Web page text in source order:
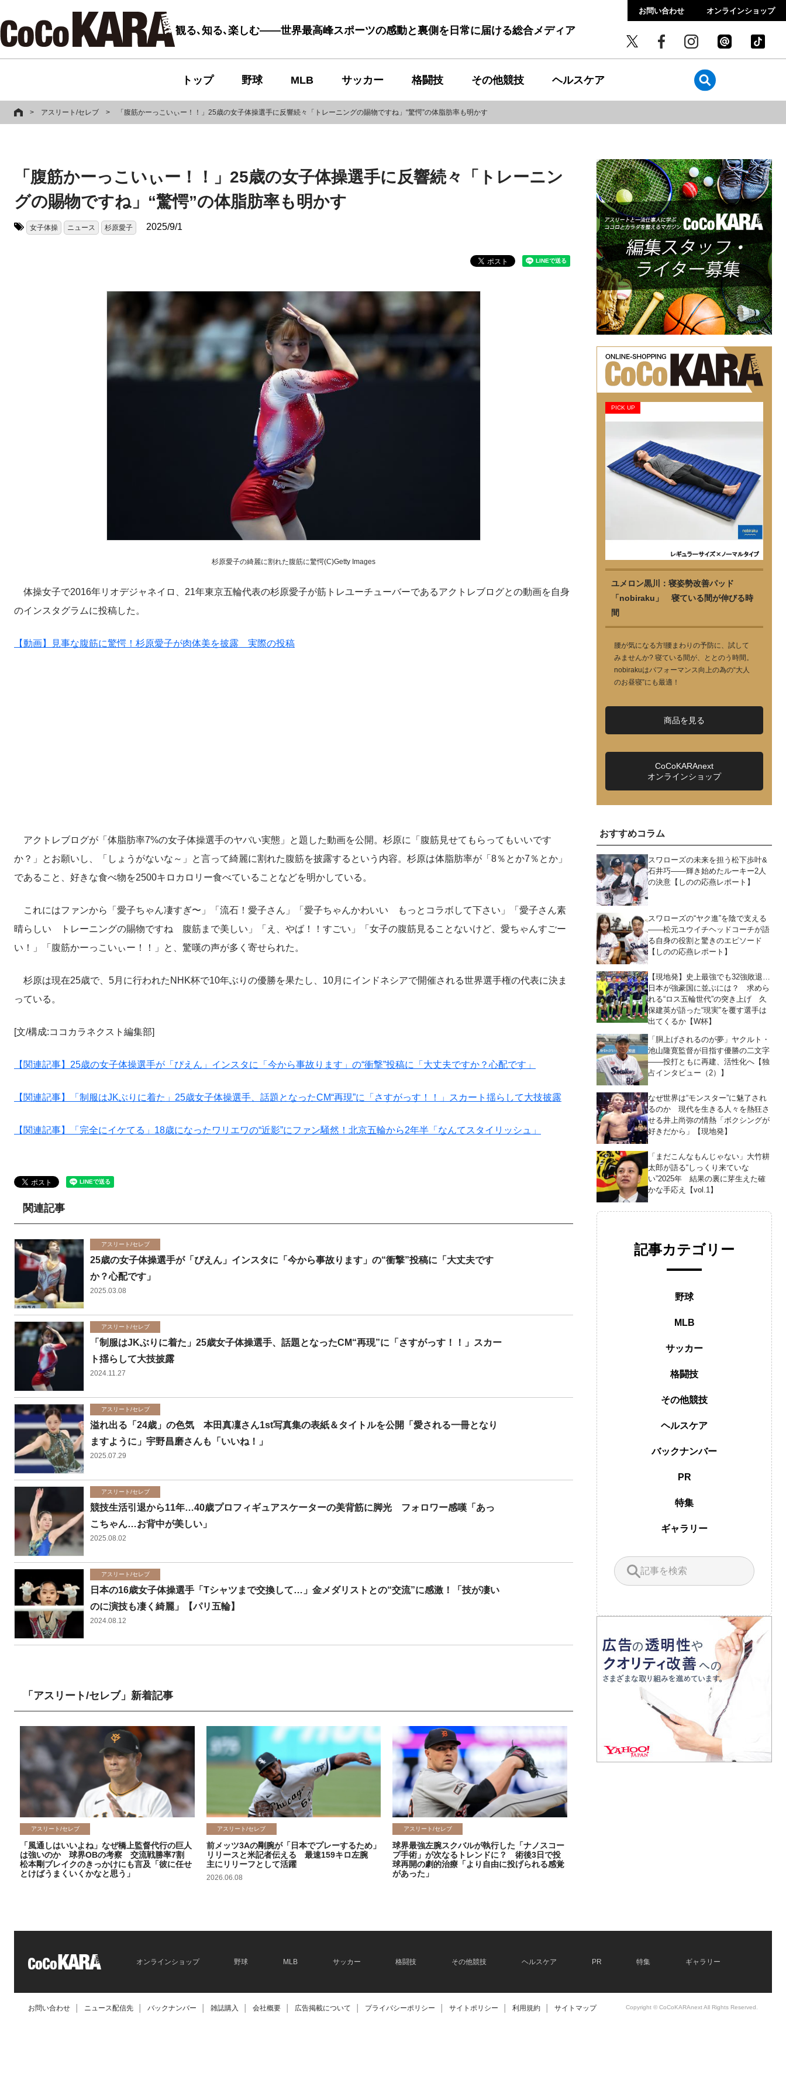
観る､知る､楽しむ――世界最高峰スポーツの感動と裏側を日常に届ける総合メディア
お問い合わせ オンラインショップ
トップ 野球 MLB サッカー 格闘技 その他競技 ヘルスケア
> アスリート/セレブ > 「腹筋かーっこいぃー！！」25歳の女子体操選手に反響続々「トレーニングの賜物ですね」“驚愕”の体脂肪率も明かす
「腹筋かーっこいぃー！！」25歳の女子体操選手に反響続々「トレーニン
グの賜物ですね」“驚愕”の体脂肪率も明かす
女子体操 ニュース 杉原愛子 2025/9/1
杉原愛子の綺麗に割れた腹筋に驚愕(C)Getty Images
体操女子で2016年リオデジャネイロ、21年東京五輪代表の杉原愛子が筋トレユーチューバーであるアクトレブログとの動画を自身
のインスタグラムに投稿した。
【動画】見事な腹筋に驚愕！杉原愛子が肉体美を披露 実際の投稿
アクトレブログが「体脂肪率7%の女子体操選手のヤバい実態」と題した動画を公開。杉原に「腹筋見せてもらってもいいです
か？」とお願いし、「しょうがないな～」と言って綺麗に割れた腹筋を披露するという内容。杉原は体脂肪率が「8％とか7％とか」
であること、好きな食べ物を2500キロカロリー食べていることなどを明かしている。
これにはファンから「愛子ちゃん凄すぎ〜」「流石！愛子さん」「愛子ちゃんかわいい もっとコラボして下さい」「愛子さん素
晴らしい トレーニングの賜物ですね 腹筋まで美しい」「え、やば！！すごい」「女子の腹筋見ることないけど、愛ちゃんすごー
い！」「腹筋かーっこいぃー！！」と、驚嘆の声が多く寄せられた。
杉原は現在25歳で、5月に行われたNHK杯で10年ぶりの優勝を果たし、10月にインドネシアで開催される世界選手権の代表に決ま
っている。
[文/構成:ココカラネクスト編集部]
【関連記事】25歳の女子体操選手が「ぴえん」インスタに「今から事故ります」の“衝撃”投稿に「大丈夫ですか？心配です」
【関連記事】「制服はJKぶりに着た」25歳女子体操選手、話題となったCM“再現”に「さすがっす！！」スカート揺らして大技披露
【関連記事】「完全にイケてる」18歳になったワリエワの“近影”にファン騒然！北京五輪から2年半「なんてスタイリッシュ」
関連記事
アスリート/セレブ
25歳の女子体操選手が「ぴえん」インスタに「今から事故ります」の“衝撃”投稿に「大丈夫です
か？心配です」
2025.03.08
アスリート/セレブ
「制服はJKぶりに着た」25歳女子体操選手、話題となったCM“再現”に「さすがっす！！」スカー
ト揺らして大技披露
2024.11.27
アスリート/セレブ
溢れ出る「24歳」の色気 本田真凜さん1st写真集の表紙＆タイトルを公開「愛される一冊となり
ますように」宇野昌磨さんも「いいね！」
2025.07.29
アスリート/セレブ
競技生活引退から11年…40歳プロフィギュアスケーターの美背筋に脚光 フォロワー感嘆「あっ
こちゃん…お背中が美しい」
2025.08.02
アスリート/セレブ
日本の16歳女子体操選手「Tシャツまで交換して…」金メダリストとの“交流”に感激！「技が凄い
のに演技も凄く綺麗」【パリ五輪】
2024.08.12
「アスリート/セレブ」新着記事
アスリート/セレブ
「風通しはいいよね」なぜ橋上監督代行の巨人
は強いのか 球界OBの考察 交流戦勝率7割
松本剛ブレイクのきっかけにも言及「彼に任せ
とけばうまくいくかなと思う」
アスリート/セレブ
前メッツ3Aの剛腕が「日本でプレーするため」
リリースと米記者伝える 最速159キロ左腕
主にリリーフとして活躍
2026.06.08
アスリート/セレブ
球界最強左腕スクバルが執行した「ナノスコー
プ手術」が次なるトレンドに？ 術後3日で投
球再開の劇的治療「より自由に投げられる感覚
があった」
PICK UP
ユメロン黒川：寝姿勢改善パッド
「nobiraku」 寝ている間が伸びる時
間
腰が気になる方!腰まわりの予防に、試して
みませんか? 寝ている間が、ととのう時間。
nobirakuはパフォーマンス向上の為の“大人
のお昼寝”にも最適！
商品を見る
CoCoKARAnext
オンラインショップ
おすすめコラム
スワローズの未来を担う松下歩叶&
石井巧――輝き始めたルーキー2人
の決意【しのの応燕レポート】
スワローズの“ヤク進”を陰で支える
――松元ユウイチヘッドコーチが語
る自身の役割と驚きのエピソード
【しのの応燕レポート】
【現地発】史上最強でも32強敗退…
日本が強豪国に並ぶには？ 求めら
れる“ロス五輪世代”の突き上げ 久
保建英が語った“現実”を覆す選手は
出てくるか【W杯】
「胴上げされるのが夢」ヤクルト・
池山隆寛監督が目指す優勝の二文字
――投打ともに再建、活性化へ【独
占インタビュー（2）】
なぜ世界は“モンスター”に魅了され
るのか 現代を生きる人々を熱狂さ
せる井上尚弥の情熱「ボクシングが
好きだから」【現地発】
「まだこんなもんじゃない」大竹耕
太郎が語る“しっくり来ていな
い”2025年 結果の裏に芽生えた確
かな手応え【vol.1】
記事カテゴリー
野球
MLB
サッカー
格闘技
その他競技
ヘルスケア
バックナンバー
PR
特集
ギャラリー
オンラインショップ 野球 MLB サッカー 格闘技 その他競技 ヘルスケア PR 特集 ギャラリー
お問い合わせ ニュース配信先 バックナンバー 雑誌購入 会社概要 広告掲載について プライバシーポリシー サイトポリシー 利用規約 サイトマップ Copyright © CoCoKARAnext All Rights Reserved.